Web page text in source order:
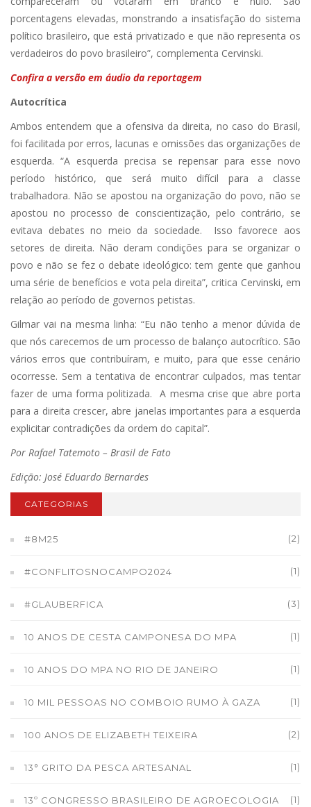
porcentagens elevadas, monstrando a insatisfação do sistema
político brasileiro, que está privatizado e que não representa os
verdadeiros do povo brasileiro”, complementa Cervinski.
Confira a versão em áudio da reportagem
Autocrítica
Ambos entendem que a ofensiva da direita, no caso do Brasil,
foi facilitada por erros, lacunas e omissões das organizações de
esquerda. “A esquerda precisa se repensar para esse novo
período histórico, que será muito difícil para a classe
trabalhadora. Não se apostou na organização do povo, não se
apostou no processo de conscientização, pelo contrário, se
evitava debates no meio da sociedade. Isso favorece aos
setores de direita. Não deram condições para se organizar o
povo e não se fez o debate ideológico: tem gente que ganhou
uma série de benefícios e vota pela direita”, critica Cervinski, em
relação ao período de governos petistas.
Gilmar vai na mesma linha: “Eu não tenho a menor dúvida de
que nós carecemos de um processo de balanço autocrítico. São
vários erros que contribuíram, e muito, para que esse cenário
ocorresse. Sem a tentativa de encontrar culpados, mas tentar
fazer de uma forma politizada. A mesma crise que abre porta
para a direita crescer, abre janelas importantes para a esquerda
explicitar contradições da ordem do capital”.
Por Rafael Tatemoto – Brasil de Fato
Edição: José Eduardo Bernardes
CATEGORIAS
#8M25 (2)
#CONFLITOSNOCAMPO2024 (1)
#GLAUBERFICA (3)
10 ANOS DE CESTA CAMPONESA DO MPA (1)
10 ANOS DO MPA NO RIO DE JANEIRO (1)
10 MIL PESSOAS NO COMBOIO RUMO À GAZA (1)
100 ANOS DE ELIZABETH TEIXEIRA (2)
13° GRITO DA PESCA ARTESANAL (1)
13º CONGRESSO BRASILEIRO DE AGROECOLOGIA (1)